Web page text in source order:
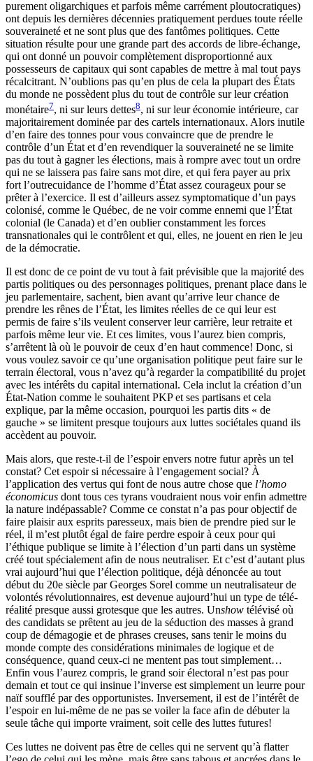
purement oligarchiques et parfois même carrément ploutocratiques)
ont depuis les dernières décennies pratiquement perdues toute réelle
souveraineté et ne sont plus que des fantômes politiques. Cette
situation résulte pour une grande part des accords de libre-échange,
qui ont donné un pouvoir complètement disproportionné aux
possesseurs de capitaux qui sont capables de mettre à mal tout pays
récalcitrant. N’oublions pas qu’en plus de cela la plupart des États
du monde ne possèdent plus du tout de contrôle sur leur création
monétaire7, ni sur leurs dettes8, ni sur leur économie intérieure, car
majoritairement dominée par des cartels internationaux. Alors inutile
d’en faire des tonnes pour vous convaincre que de prendre le
contrôle d’un État et d’en revendiquer la souveraineté ne se limite
pas du tout à gagner les élections, mais à rompre avec tout un ordre
qui ne se laissera pas faire sans mot dire, et qui fera payer au prix
fort l’outrecuidance de l’homme d’État assez courageux pour se
prêter à l’exercice. Il est d’ailleurs assez symptomatique d’un pays
colonisé, comme le Québec, de ne voir comme ennemi que l’État
colonial (le Canada) et d’en oublier constamment les forces
transnationales qui le contrôlent et qui, elles, ne jouent en rien le jeu
de la démocratie.
Il est donc de ce point de vu tout à fait prévisible que la majorité des
partis politiques ou des personnages politiques, prenant place dans le
jeu parlementaire, sachent, bien avant qu’arrive leur chance de
prendre les rênes de l’État, les limites réelles de ce qui leur est
permis de faire s’ils veulent conserver leur carrière, leur retraite et
parfois même leur vie. Et ces limites, vous l’aurez bien compris,
s’arrêtent là où le pouvoir de ceux d’en haut commence! Donc, si
vous voulez savoir ce qu’une organisation politique peut faire sur le
terrain électoral, vous n’avez qu’à regarder la compatibilité du projet
avec les intérêts du capital international. Cela inclut la création d’un
État-Nation comme le souhaitent PKP et ses partisans et cela
explique, par la même occasion, pourquoi les partis dits « de
gauche » se limitent presque toujours aux luttes sociétales quand ils
accèdent au pouvoir.
Mais alors, que reste-t-il de l’espoir envers notre futur après un tel
constat? Cet espoir si nécessaire à l’engagement social? À
l’application des vertus qui font de nous autre chose que l’homo
économicus dont tous ces tyrans voudraient nous voir enfin admettre
la nature indépassable? Comme ce constat n’a pas pour objectif de
faire plaisir aux esprits paresseux, mais bien de prendre pied sur le
réel, il m’est plutôt égal de faire perdre espoir à ceux pour qui
l’éthique publique se limite à l’élection d’un parti dans un système
créé tout spécialement afin de nous neutraliser. Et c’est d’autant plus
vrai aujourd’hui que l’élection politique, déjà dénoncée au tout
début du 20e siècle par Georges Sorel comme un neutralisateur de
volontés révolutionnaires, est devenue aujourd’hui un type de télé-
réalité presque aussi grotesque que les autres. Unshow télévisé où
des candidats se prêtent au jeu de la séduction des masses à grand
coup de démagogie et de phrases creuses, sans tenir le moins du
monde compte des considérations minimales de logique et de
conséquence, quand ceux-ci ne mentent pas tout simplement…
Enfin vous l’aurez compris, le grand soir électoral n’est pas pour
demain et tout ce qui insinue l’inverse est simplement un leurre pour
naïf soufflé par des opportunistes. Inversement, il est de l’intérêt de
l’espoir en lui-même de ne pas se voiler la face afin de débuter la
seule tâche qui importe vraiment, soit celle des luttes futures!
Ces luttes ne doivent pas être de celles qui ne servent qu’à flatter